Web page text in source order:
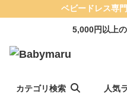
ベビードレス専
5,000円以上
カテゴリ検索 人気